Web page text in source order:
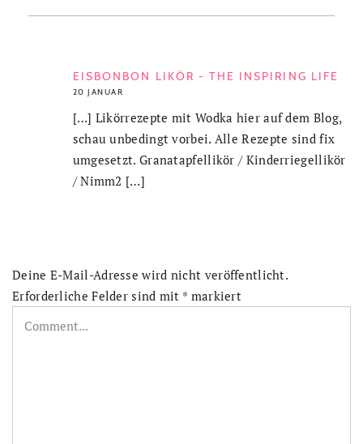
EISBONBON LIKÖR - THE INSPIRING LIFE
20 JANUAR
[…] Likörrezepte mit Wodka hier auf dem Blog,
schau unbedingt vorbei. Alle Rezepte sind fix
umgesetzt. Granatapfellikör / Kinderriegellikör
/ Nimm2 […]
Deine E-Mail-Adresse wird nicht veröffentlicht.
Erforderliche Felder sind mit * markiert